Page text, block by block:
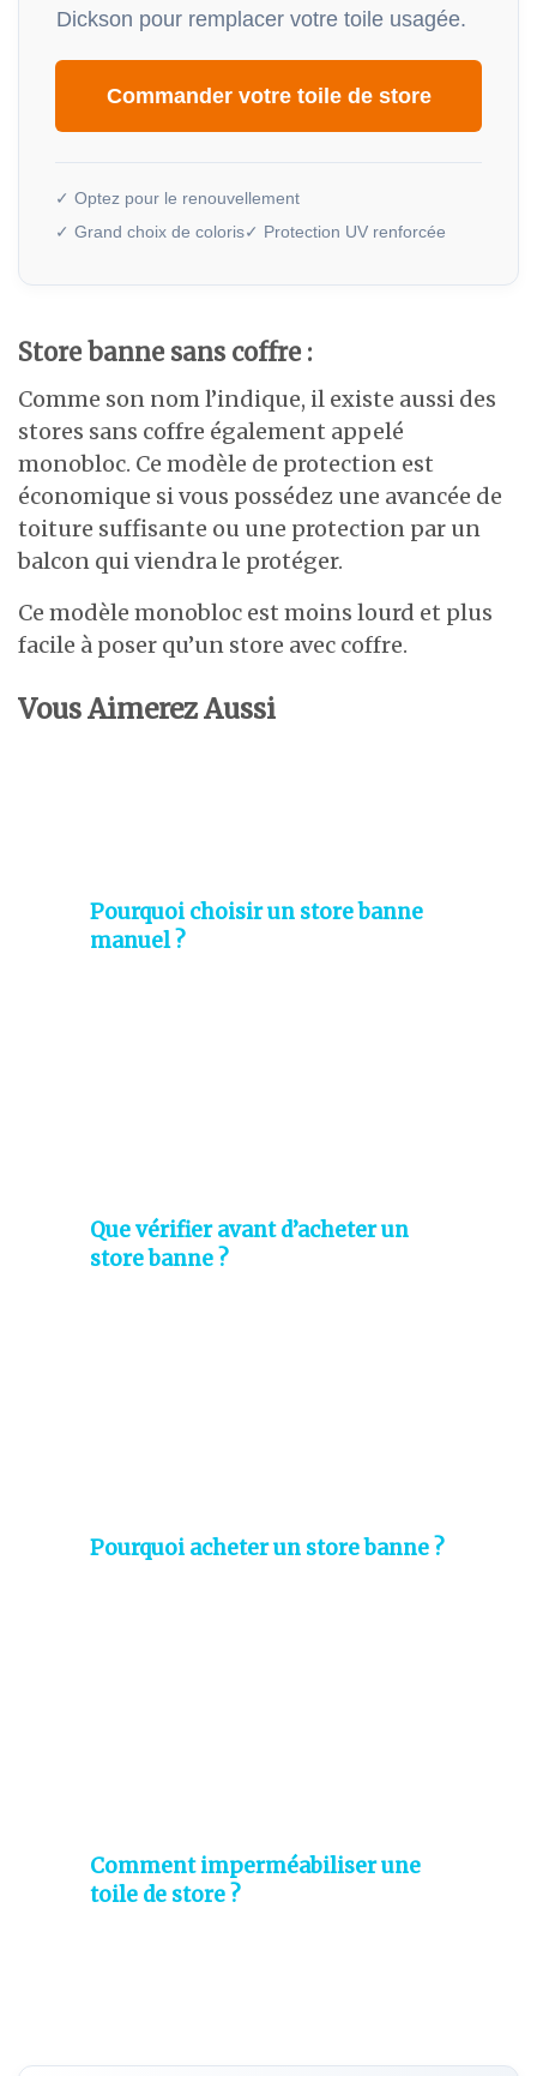
Dickson pour remplacer votre toile usagée.
Commander votre toile de store
✓ Optez pour le renouvellement
✓ Grand choix de coloris✓ Protection UV renforcée
Store banne sans coffre :
Comme son nom l’indique, il existe aussi des
stores sans coffre également appelé
monobloc. Ce modèle de protection est
économique si vous possédez une avancée de
toiture suffisante ou une protection par un
balcon qui viendra le protéger.
Ce modèle monobloc est moins lourd et plus
facile à poser qu’un store avec coffre.
Vous Aimerez Aussi
Pourquoi choisir un store banne
manuel ?
Que vérifier avant d’acheter un
store banne ?
Pourquoi acheter un store banne ?
Comment imperméabiliser une
toile de store ?